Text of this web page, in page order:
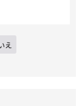
え